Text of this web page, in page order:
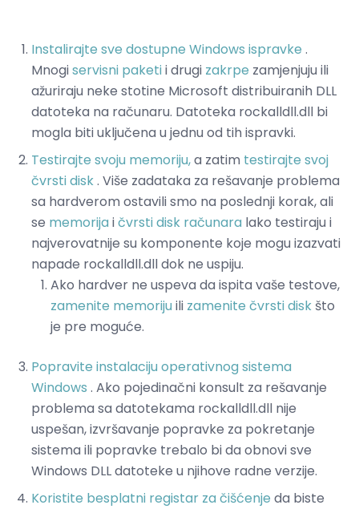
Instalirajte sve dostupne Windows ispravke .
Mnogiservisni paketii drugi zakrpe zamjenjuju ili
ažuriraju neke stotine Microsoft distribuiranih DLL
datoteka na računaru. Datoteka rockalldll.dll bi
mogla biti uključena u jednu od tih ispravki.
Testirajte svoju memoriju,a zatim testirajte svoj
čvrsti disk. Više zadataka za rešavanje problema
sa hardverom ostavili smo na poslednji korak, ali
se memorijaičvrsti disk računara lako testiraju i
najverovatnije su komponente koje mogu izazvati
napade rockalldll.dll dok ne uspiju.
Ako hardver ne uspeva da ispita vaše testove,
zamenite memorijuili zamenite čvrsti disk što
je pre moguće.
Popravite instalaciju operativnog sistema
Windows . Ako pojedinačni konsult za rešavanje
problema sa datotekama rockalldll.dll nije
uspešan, izvršavanje popravke za pokretanje
sistema ili popravke trebalo bi da obnovi sve
Windows DLL datoteke u njihove radne verzije.
Koristite besplatni registar za čišćenje da biste